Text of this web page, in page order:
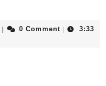
admin0 Comment
3:33